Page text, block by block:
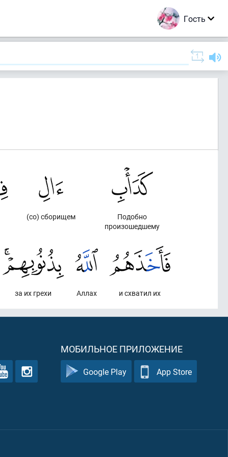
Гость
Подобно
произошедшему
(со) сборищем
и схватил их
Аллах
за их грехи
МОБИЛЬНОЕ ПРИЛОЖЕНИЕ
Google Play App Store